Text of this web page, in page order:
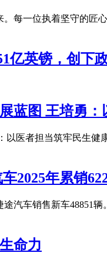
每一位执着坚守的匠
亿英镑，创下
蓝图 王培勇
以医者担当筑牢民生
2025年累销
汽车销售新车48851
命力